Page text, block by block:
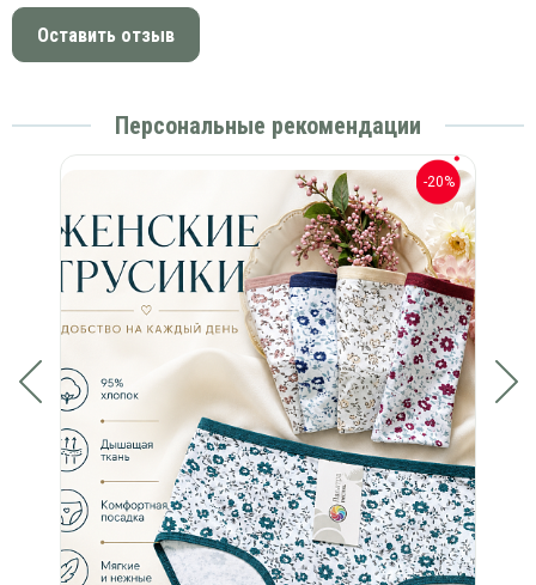
Оставить отзыв
Персональные рекомендации
-20%